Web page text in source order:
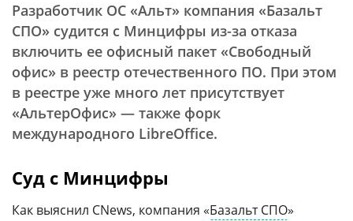
Разработчик ОС «Альт» компания «Базальт
СПО» судится с Минцифры из-за отказа
включить ее офисный пакет «Свободный
офис» в реестр отечественного ПО. При этом
в реестре уже много лет присутствует
«АльтерОфис» — также форк
международного LibreOffice.
Суд с Минцифры
Как выяснил CNews, компания «Базальт СПО»